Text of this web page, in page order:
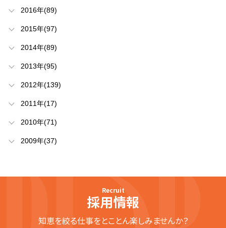
2016年(89)
2015年(97)
2014年(89)
2013年(95)
2012年(139)
2011年(17)
2010年(71)
2009年(37)
Recruit
採用情報
知恵を絞る仕事をとことん楽しみませんか？